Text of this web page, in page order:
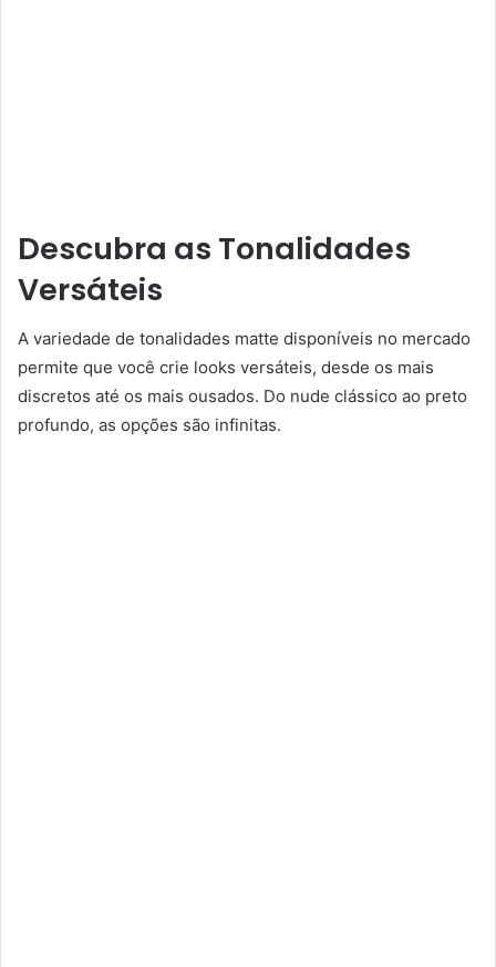
Descubra as Tonalidades
Versáteis
A variedade de tonalidades matte disponíveis no mercado
permite que você crie looks versáteis, desde os mais
discretos até os mais ousados. Do nude clássico ao preto
profundo, as opções são infinitas.